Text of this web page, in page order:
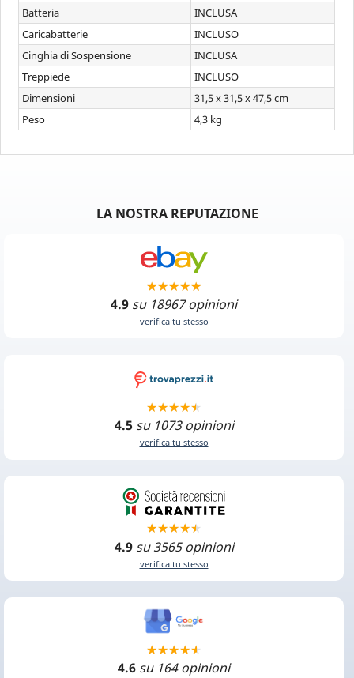
Batteria
INCLUSA
Caricabatterie
INCLUSO
Cinghia di Sospensione
INCLUSA
Treppiede
INCLUSO
Dimensioni
31,5 x 31,5 x 47,5 cm
Peso
4,3 kg
LA NOSTRA REPUTAZIONE
4.9 su 18967 opinioni
verifica tu stesso
4.5 su 1073 opinioni
verifica tu stesso
4.9 su 3565 opinioni
verifica tu stesso
4.6 su 164 opinioni